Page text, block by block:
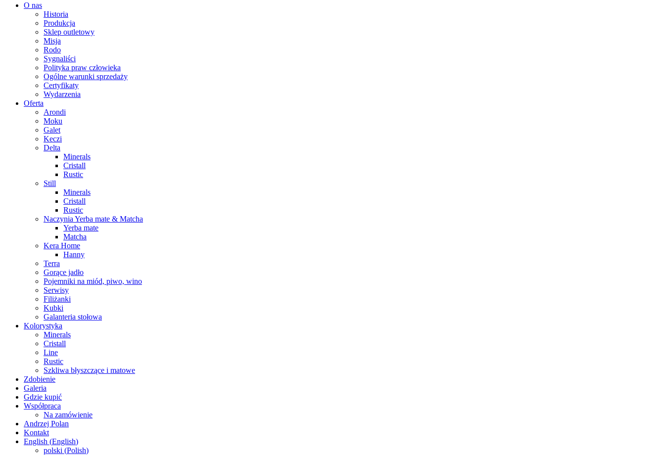
O nas
Historia
Produkcja
Sklep outletowy
Misja
Rodo
Sygnaliści
Polityka praw człowieka
Ogólne warunki sprzedaży
Certyfikaty
Wydarzenia
Oferta
Arondi
Moku
Galet
Keczi
Delta
Minerals
Cristall
Rustic
Still
Minerals
Cristall
Rustic
Naczynia Yerba mate & Matcha
Yerba mate
Matcha
Kera Home
Hanny
Terra
Gorące jadło
Pojemniki na miód, piwo, wino
Serwisy
Filiżanki
Kubki
Galanteria stołowa
Kolorystyka
Minerals
Cristall
Line
Rustic
Szkliwa błyszczące i matowe
Zdobienie
Galeria
Gdzie kupić
Współpraca
Na zamówienie
Andrzej Polan
Kontakt
English (English)
polski (Polish)